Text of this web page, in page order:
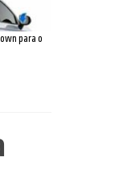
para o